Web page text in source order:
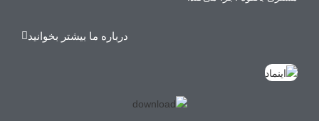
درباره ما بیشتر بخوانید